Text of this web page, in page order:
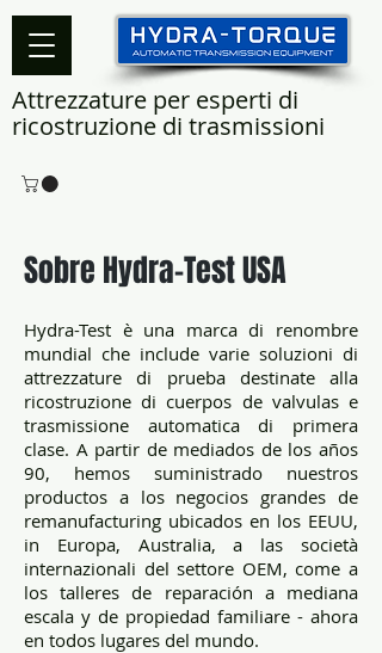
Attrezzature per esperti di
ricostruzione di trasmissioni
Sobre Hydra-Test USA
Hydra-Test è una marca di renombre
mundial che include varie soluzioni di
attrezzature di prueba destinate alla
ricostruzione di cuerpos de valvulas e
trasmissione automatica di primera
clase. A partir de mediados de los años
90, hemos suministrado nuestros
productos a los negocios grandes de
remanufacturing ubicados en los EEUU,
in Europa, Australia, a las società
internazionali del settore OEM, come a
los talleres de reparación a mediana
escala y de propiedad familiare - ahora
en todos lugares del mundo.